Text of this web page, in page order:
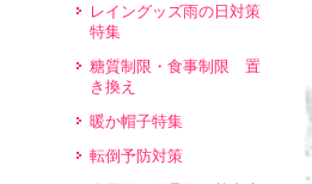
レイングッズ雨の日対策
特集
糖質制限・食事制限 置
き換え
暖か帽子特集
転倒予防対策